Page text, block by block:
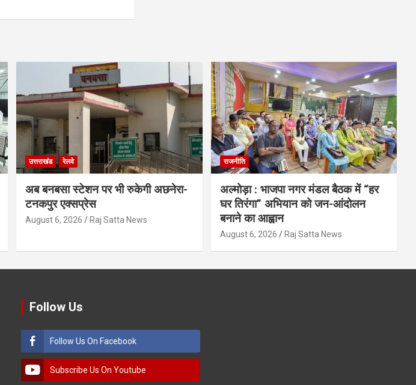
उत्तराखंड रेलवे
अब बनबसा स्टेशन पर भी रुकेगी अछनेरा-
टनकपुर एक्सप्रेस
August 6, 2026 Raj Satta News
राजनीति
अल्मोड़ा : भाजपा नगर मंडल बैठक में “हर
घर तिरंगा” अभियान को जन-आंदोलन
बनाने का आह्वान
August 6, 2026 Raj Satta News
Follow Us
Follow Us On Facebook
Subscribe Us On Youtube